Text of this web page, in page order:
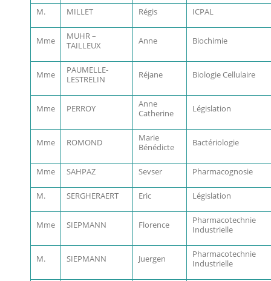
M. MILLET Régis ICPAL
Mme
MUHR –
TAILLEUX
Anne Biochimie
Mme
PAUMELLE-
LESTRELIN
Réjane Biologie Cellulaire
Mme PERROY
Anne
Catherine
Législation
Mme ROMOND
Marie
Bénédicte
Bactériologie
Mme SAHPAZ Sevser Pharmacognosie
M. SERGHERAERT Eric Législation
Mme SIEPMANN Florence
Pharmacotechnie
Industrielle
M. SIEPMANN Juergen
Pharmacotechnie
Industrielle